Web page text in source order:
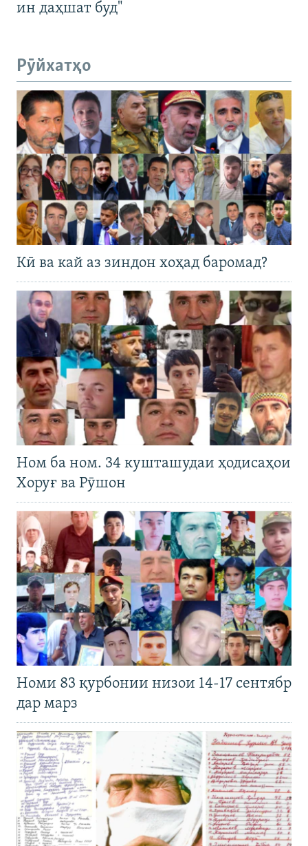
ин даҳшат буд"
Рӯйхатҳо
Кӣ ва кай аз зиндон хоҳад баромад?
Ном ба ном. 34 кушташудаи ҳодисаҳои
Хоруғ ва Рӯшон
Номи 83 қурбонии низои 14-17 сентябр
дар марз